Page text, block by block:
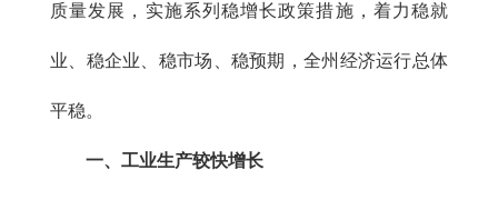
质量发展，实施系列稳增长政策措施，着力稳就
业、稳企业、稳市场、稳预期，全州经济运行总体
平稳。
一、 工业生产较快增长